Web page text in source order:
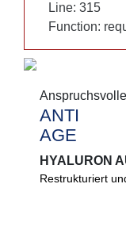
Line: 315
Function:
ANTI
AGE
HYALURON
Sofort glatter
Line: 315
Function:
ANTI
AGE
HYALURON
Restrukturiert